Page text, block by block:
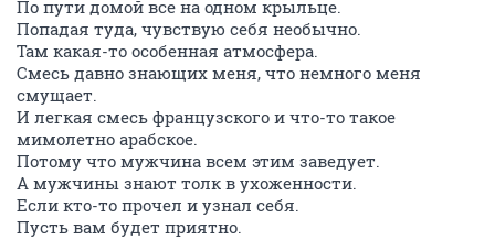
По пути домой все на одном крыльце.
Попадая туда, чувствую себя необычно.
Там какая-то особенная атмосфера.
Смесь давно знающих меня, что немного меня
смущает.
И легкая смесь французского и что-то такое
мимолетно арабское.
Потому что мужчина всем этим заведует.
А мужчины знают толк в ухоженности.
Если кто-то прочел и узнал себя.
Пусть вам будет приятно.